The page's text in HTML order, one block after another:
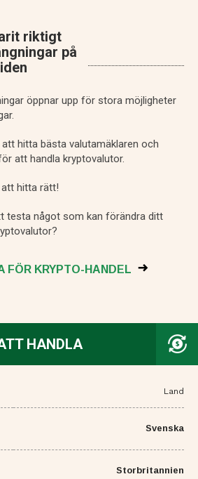
riktigt
på
öppnar upp för stora möjligheter
att hitta bästa valutamäklaren och
att handla kryptovalutor.
att hitta rätt!
testa något som kan förändra ditt
FÖR KRYPTO-HANDEL
HANDLA
Land
Svenska
Storbritannien